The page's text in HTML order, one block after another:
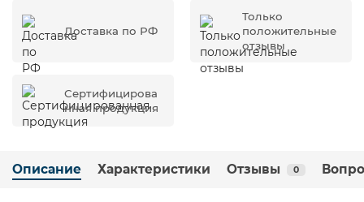
Доставка по РФ
Только
положительные
отзывы
Сертифицирова
нная продукция
Описание Характеристики Отзывы 0